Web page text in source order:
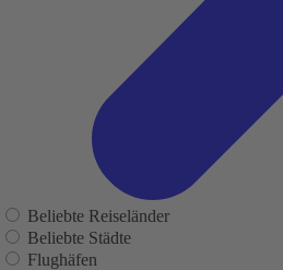
Beliebte Reiseländer
Beliebte Städte
Flughäfen